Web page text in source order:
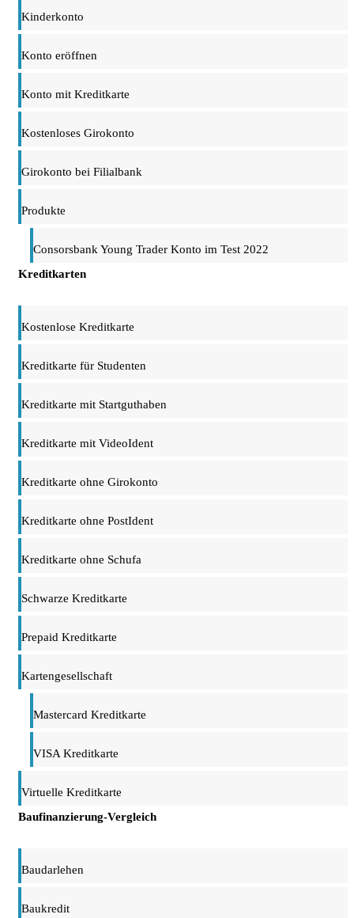
Kinderkonto
Konto eröffnen
Konto mit Kreditkarte
Kostenloses Girokonto
Girokonto bei Filialbank
Produkte
Consorsbank Young Trader Konto im Test 2022
Kreditkarten
Kostenlose Kreditkarte
Kreditkarte für Studenten
Kreditkarte mit Startguthaben
Kreditkarte mit VideoIdent
Kreditkarte ohne Girokonto
Kreditkarte ohne PostIdent
Kreditkarte ohne Schufa
Schwarze Kreditkarte
Prepaid Kreditkarte
Kartengesellschaft
Mastercard Kreditkarte
VISA Kreditkarte
Virtuelle Kreditkarte
Baufinanzierung-Vergleich
Baudarlehen
Baukredit